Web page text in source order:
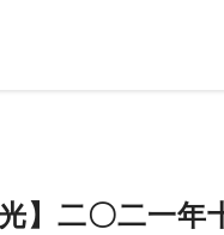
光】二〇二一